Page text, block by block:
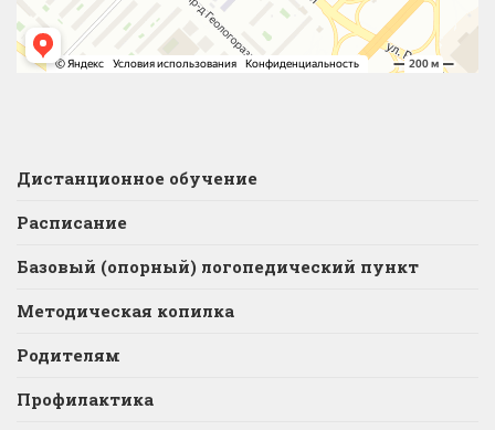
Дистанционное обучение
Расписание
Базовый (опорный) логопедический пункт
Методическая копилка
Родителям
Профилактика